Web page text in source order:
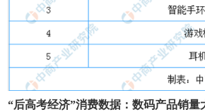
“后高考经济”消费数据：数码产品销量